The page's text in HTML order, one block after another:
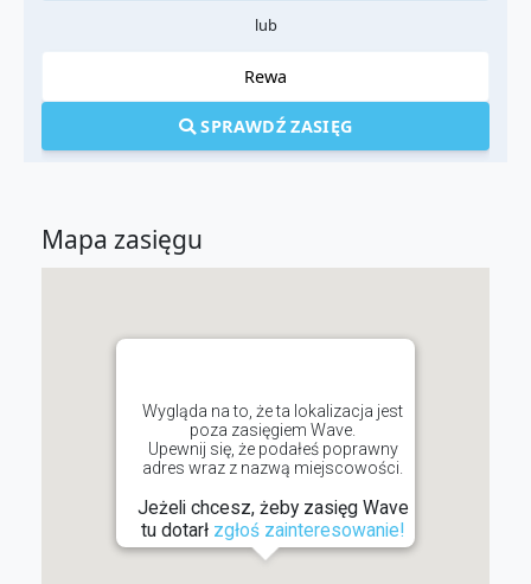
lub
SPRAWDŹ ZASIĘG
Mapa zasięgu
Wygląda na to, że ta lokalizacja jest
poza zasięgiem Wave.
Upewnij się, że podałeś poprawny
adres wraz z nazwą miejscowości.
Jeżeli chcesz, żeby zasięg Wave
tu dotarł zgłoś zainteresowanie!